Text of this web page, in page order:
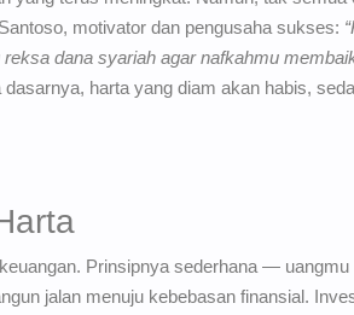
motivator dan pengusaha sukses:
dana syariah agar nafkahmu
harta yang diam akan habis,
Prinsipnya sederhana — uangmu
jalan menuju kebebasan finansial.